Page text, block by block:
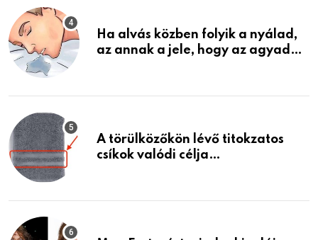
Ha alvás közben folyik a nyálad,
az annak a jele, hogy az agyad…
A törülközőkön lévő titokzatos
csíkok valódi célja…